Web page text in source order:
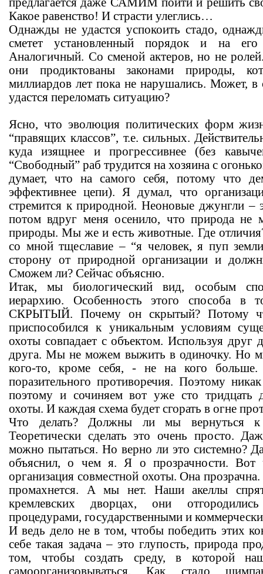
Какое равенство! И страсти улеглись…
Однажды не удастся успокоить стадо,
сметет установленный порядок и на
Аналогичный. Со сменой актеров, но не
они продиктованы законами природы,
миллиардов лет пока не нарушались. Может, в
удастся переломать ситуацию?
Ясно, что эволюция политических форм
“правящих классов”, т.е. сильных.
куда изящнее и прогрессивнее (без
“Свободный” раб трудится на хозяина с
думает, что на самого себя, потому что
эффективнее цепи). Я думал, что
стремится к природной. Неоновые джунгли
потом вдруг меня осенило, что природа не
природы. Мы же и есть животные. Где
со мной тщеславие – “я человек, я пуп
сторону от природной организации и
Сможем ли? Сейчас объясню.
Итак, мы биологический вид, особым
иерархию. Особенность этого
СКРЫТЫЙ. Почему он скрытый? Потому
приспособился к уникальным условиям
охоты совпадает с объектом. Используя друг
друга. Мы не можем выжить в одиночку. Но
кого-то, кроме себя, - не на кого
поразительного противоречия. Поэтому
поэтому и сочиняем вот уже сто тридцать
охоты. И каждая схема будет сгорать в огне
Что делать? Должны ли мы вернуться к
Теоретически сделать это очень просто.
можно пытаться. Но верно ли это системно?
объяснил, о чем я. Я о прозрачности. Вот
организация совместной охоты. Она
промахнется. А мы нет. Наши акеллы
кремлевских дворцах, они
процедурами, государственными и
И ведь дело не в том, чтобы победить этих
себе такая задача – это глупость, природа
том, чтобы создать среду, в которой
самоорганизовываться. Как стадо